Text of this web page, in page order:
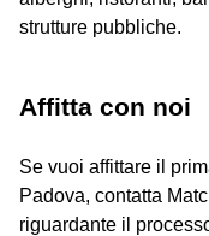
strutture pubbliche.
Affitta con noi
Se vuoi affittare il
Padova, contatta
riguardante il